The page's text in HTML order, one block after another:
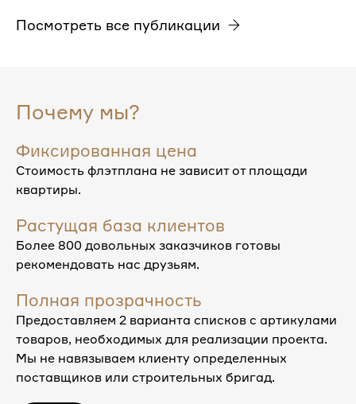
Посмотреть все публикации
Почему мы?
Фиксированная цена
Стоимость флэтплана не зависит от площади
квартиры.
Растущая база клиентов
Более 800 довольных заказчиков готовы
рекомендовать нас друзьям.
Полная прозрачность
Предоставляем 2 варианта списков с артикулами
товаров, необходимых для реализации проекта.
Мы не навязываем клиенту определенных
поставщиков или строительных бригад.